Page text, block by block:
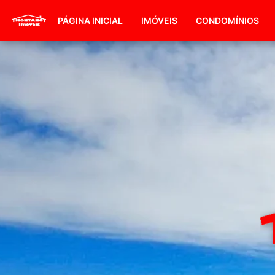
PÁGINA INICIAL IMÓVEIS CONDOMÍNIOS